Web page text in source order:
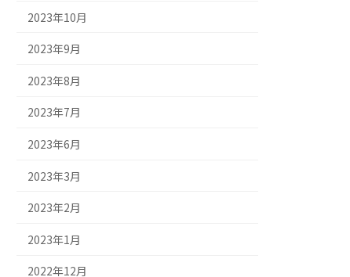
2023年10月
2023年9月
2023年8月
2023年7月
2023年6月
2023年3月
2023年2月
2023年1月
2022年12月